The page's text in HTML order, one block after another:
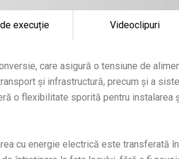
execuție Videoclipuri
care asigură o tensiune de
și infrastructură, precum și a
o flexibilitate sporită pentru instalarea
cu energie electrică este transferată